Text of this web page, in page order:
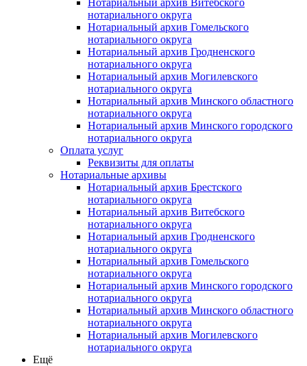
нотариального округа
Нотариальный архив Гомельского
нотариального округа
Нотариальный архив Гродненского
нотариального округа
Нотариальный архив Могилевского
нотариального округа
Нотариальный архив Минского областного
нотариального округа
Нотариальный архив Минского городского
нотариального округа
Оплата услуг
Реквизиты для оплаты
Нотариальные архивы
Нотариальный архив Брестского
нотариального округа
Нотариальный архив Витебского
нотариального округа
Нотариальный архив Гродненского
нотариального округа
Нотариальный архив Гомельского
нотариального округа
Нотариальный архив Минского городского
нотариального округа
Нотариальный архив Минского областного
нотариального округа
Нотариальный архив Могилевского
нотариального округа
Ещё